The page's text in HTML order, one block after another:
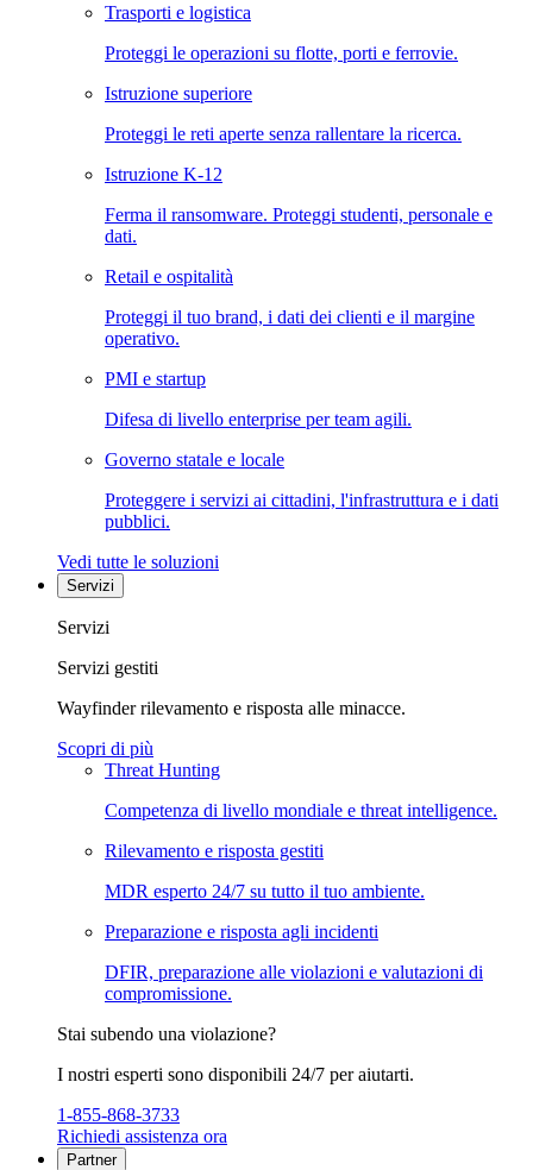
Trasporti e logistica
Proteggi le operazioni su flotte, porti e ferrovie.
Istruzione superiore
Proteggi le reti aperte senza rallentare la ricerca.
Istruzione K-12
Ferma il ransomware. Proteggi studenti, personale e
dati.
Retail e ospitalità
Proteggi il tuo brand, i dati dei clienti e il margine
operativo.
PMI e startup
Difesa di livello enterprise per team agili.
Governo statale e locale
Proteggere i servizi ai cittadini, l'infrastruttura e i dati
pubblici.
Vedi tutte le soluzioni
Servizi
Servizi
Servizi gestiti
Wayfinder rilevamento e risposta alle minacce.
Scopri di più
Threat Hunting
Competenza di livello mondiale e threat intelligence.
Rilevamento e risposta gestiti
MDR esperto 24/7 su tutto il tuo ambiente.
Preparazione e risposta agli incidenti
DFIR, preparazione alle violazioni e valutazioni di
compromissione.
Stai subendo una violazione?
I nostri esperti sono disponibili 24/7 per aiutarti.
1-855-868-3733
Richiedi assistenza ora
Partner